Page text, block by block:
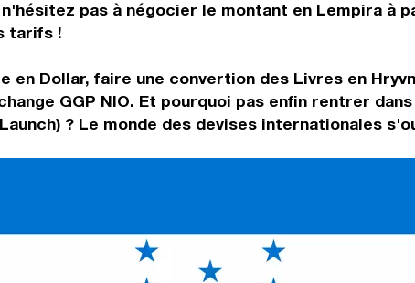
pas à négocier le montant en Lempira à
tarifs !
en Dollar, faire une convertion des Livres en
GGP NIO. Et pourquoi pas enfin rentrer
? Le monde des devises internationales